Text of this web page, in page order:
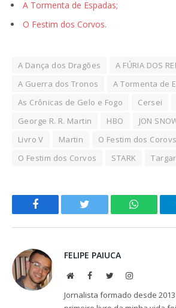
A Tormenta de Espadas;
O Festim dos Corvos.
A Dança dos Dragões
A FÚRIA DOS
A Guerra dos Tronos
A Tormenta de
As Crônicas de Gelo e Fogo
Cersei
George R. R. Martin
HBO JON
Livro V
Martin
O Festim dos Corovs
O Festim dos Corvos
STARK
Facebook
FELIPE PAIUCA
WebsiteFacebookTwitterInstagram
Jornalista formado desde